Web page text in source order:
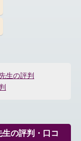
生の評判
の評判・口コ